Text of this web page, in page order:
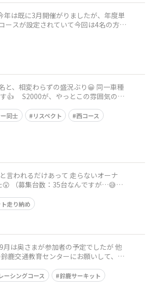
は既に3月開催がりましたが、年度単
ースが設定されていて今回は4名の方
のオ
同士 リスペクト
西コース
😲 （募集台数：35台なんですが…😅）
走り納め
鹿交通教育センターにお願いして、ダ
ーシングコース 鈴鹿サーキット